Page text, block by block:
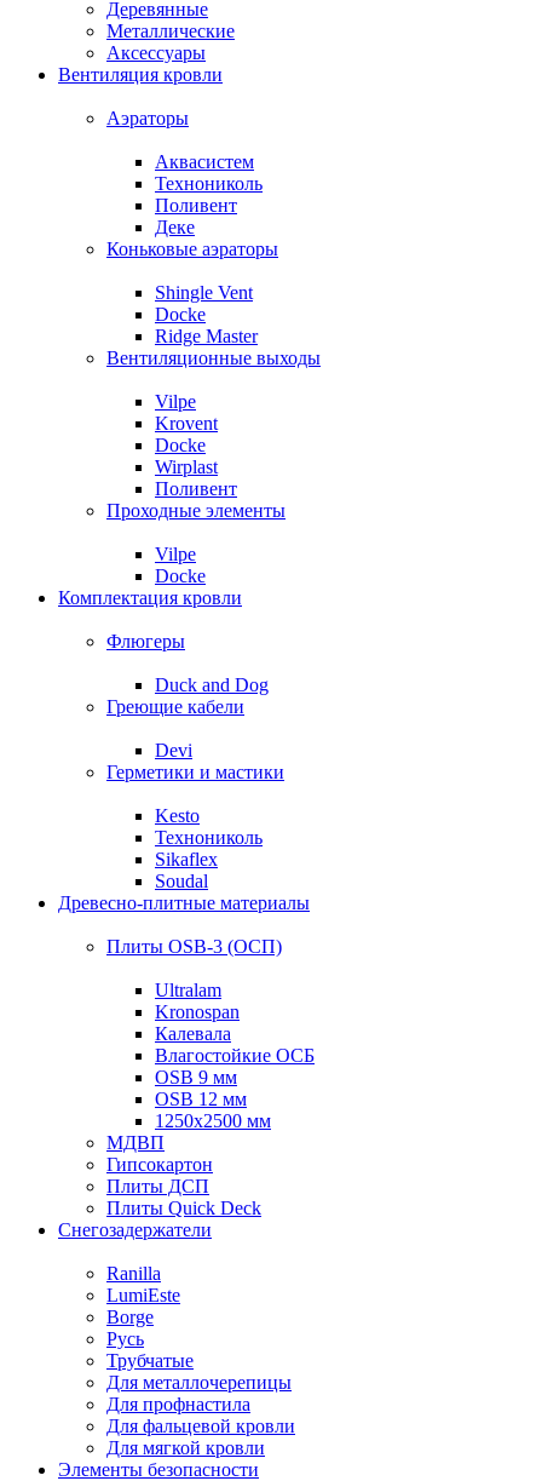
Деревянные
Металлические
Аксессуары
Вентиляция кровли
Аэраторы
Аквасистем
Технониколь
Поливент
Деке
Коньковые аэраторы
Shingle Vent
Docke
Ridge Master
Вентиляционные выходы
Vilpe
Krovent
Docke
Wirplast
Поливент
Проходные элементы
Vilpe
Docke
Комплектация кровли
Флюгеры
Duck and Dog
Греющие кабели
Devi
Герметики и мастики
Kesto
Технониколь
Sikaflex
Soudal
Древесно-плитные материалы
Плиты OSB-3 (ОСП)
Ultralam
Kronospan
Калевала
Влагостойкие ОСБ
OSB 9 мм
OSB 12 мм
1250х2500 мм
МДВП
Гипсокартон
Плиты ДСП
Плиты Quick Deck
Снегозадержатели
Ranilla
LumiEste
Borge
Русь
Трубчатые
Для металлочерепицы
Для профнастила
Для фальцевой кровли
Для мягкой кровли
Элементы безопасности